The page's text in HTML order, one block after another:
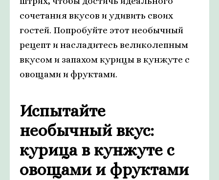
сочетания вкусов и удивить своих
гостей. Попробуйте этот необычный
рецепт и насладитесь великолепным
вкусом и запахом курицы в кунжуте с
овощами и фруктами.
Испытайте
необычный вкус:
курица в кунжуте с
овощами и фруктами